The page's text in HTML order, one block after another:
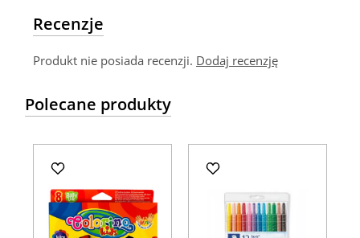
Recenzje
Produkt nie posiada recenzji. Dodaj recenzję
Polecane produkty